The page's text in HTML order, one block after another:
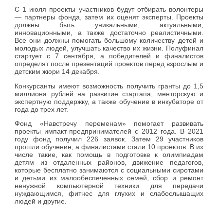
С 1 июля проекты участников будут отбирать волонтеры
— партнеры фонда, затем их оценят эксперты. Проекты
должны быть уникальными, актуальными,
инновационными, а также достаточно реалистичными.
Все они должны помогать большому количеству детей и
молодых людей, улучшать качество их жизни. Полуфинал
стартует с 7 сентября, а победителей и финалистов
определят после презентаций проектов перед взрослым и
детским жюри 14 декабря.
Конкурсанты имеют возможность получить гранты до 1,5
миллиона рублей на развитие стартапа, менторскую и
экспертную поддержку, а также обучение в инкубаторе от
года до трех лет.
Фонд «Навстречу переменам» помогает развивать
проекты импакт-предпринимателей с 2012 года. В 2021
году фонд получил 226 заявок. Затем 29 участников
прошли обучение, а финалистами стали 10 проектов. В их
числе такие, как помощь в подготовке к олимпиадам
детям из отдаленных районов, движение педагогов,
которые бесплатно занимаются с социальными сиротами
и детьми из малообеспеченных семей, сбор и ремонт
ненужной компьютерной техники для передачи
нуждающимся, фитнес для глухих и слабослышащих
людей и другие.